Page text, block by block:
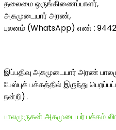
தலைமை ஒருங்கிணைப்பாளர்,
அகமுடையார் அரண்,
புலனம் (WhatsApp) எண் :
இப்பதிவு அகமுடையார் அரண்
பேஸ்புக் பக்கத்தில் இருந்து
நன்றி) .
பாலமுருகன் அகமுடையர் பக்கம்